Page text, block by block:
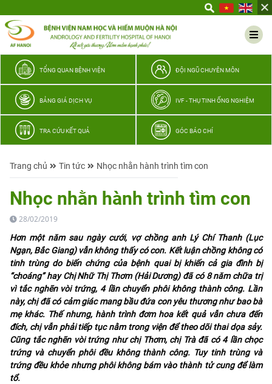
thương
TỔNG QUAN BỆNH VIỆN ĐỘI NGŨ CHUYÊN MÔN
BẢNG GIÁ DỊCH VỤ IVF - THỤ TINH ỐNG NGHIỆM
TRA CỨU KẾT QUẢ GÓC BÁO CHÍ
Trang chủ Tin tức Nhọc nhằn hành trình tìm con
Nhọc nhằn hành trình tìm con
28/02/2019
Hơn một năm sau ngày cưới, vợ chồng anh Lý Chí Thanh (Lục
Ngạn, Bắc Giang) vẫn không thấy có con. Kết luận chồng không có
tinh trùng do biến chứng của bệnh quai bị khiến cả gia đình bị
“choáng” hay Chị Nhữ Thị Thơm (Hải Dương) đã có 8 năm chữa trị
vì tắc nghẽn vòi trứng, 4 lần chuyển phôi không thành công. Lần
này, chị đã có cảm giác mang bầu đứa con yêu thương như bao bà
mẹ khác. Thế nhưng, hành trình đơm hoa kết quả vẫn chưa đến
đích, chị vẫn phải tiếp tục nằm trong viện để theo dõi thai dọa sảy.
Cũng tắc nghẽn vòi trứng như chị Thơm, chị Trà đã có 4 lần chọc
trứng và chuyển phôi đều không thành công. Tuy tinh trùng và
trứng đều khỏe nhưng phôi không bám vào thành tử cung để làm
tổ.